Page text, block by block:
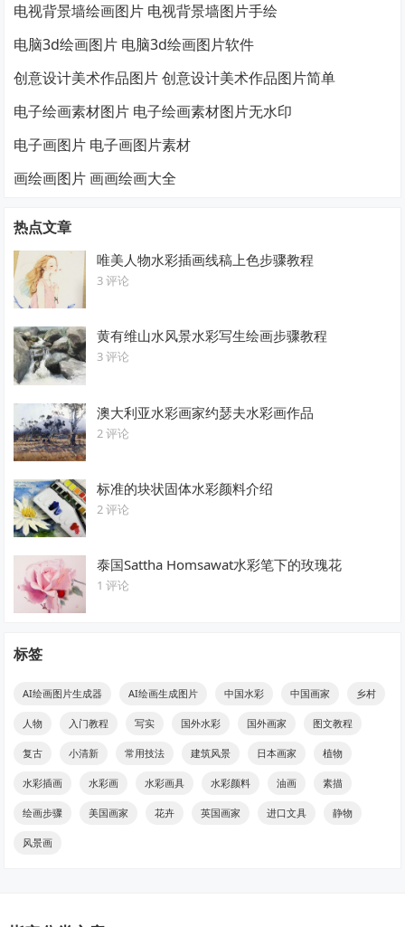
电视背景墙绘画图片 电视背景墙图片手绘
电脑3d绘画图片 电脑3d绘画图片软件
创意设计美术作品图片 创意设计美术作品图片简单
电子绘画素材图片 电子绘画素材图片无水印
电子画图片 电子画图片素材
画绘画图片 画画绘画大全
热点文章
唯美人物水彩插画线稿上色步骤教程
3 评论
黄有维山水风景水彩写生绘画步骤教程
3 评论
澳大利亚水彩画家约瑟夫水彩画作品
2 评论
标准的块状固体水彩颜料介绍
2 评论
泰国Sattha Homsawat水彩笔下的玫瑰花
1 评论
标签
AI绘画图片生成器 AI绘画生成图片 中国水彩 中国画家 乡村
人物 入门教程 写实 国外水彩 国外画家 图文教程
复古 小清新 常用技法 建筑风景 日本画家 植物
水彩插画 水彩画 水彩画具 水彩颜料 油画 素描
绘画步骤 美国画家 花卉 英国画家 进口文具 静物
风景画